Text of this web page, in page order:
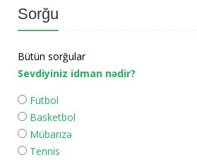
Sorğu
Bütün sorğular
Sevdiyiniz idman nədir?
Futbol
Basketbol
Mübarizə
Tennis